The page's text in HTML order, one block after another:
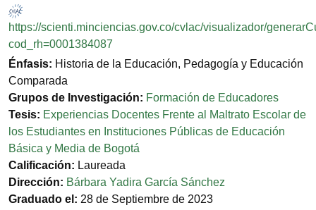
https://scienti.minciencias.gov.co/cvlac/visualizador/
cod_rh=0001384087
Énfasis: Historia de la Educación, Pedagogía y Educación
Comparada
Grupos de Investigación: Formación de Educadores
Tesis: Experiencias Docentes Frente al Maltrato Escolar de
los Estudiantes en Instituciones Públicas de Educación
Básica y Media de Bogotá
Calificación: Laureada
Dirección: Bárbara Yadira García Sánchez
Graduado el: 28 de Septiembre de 2023